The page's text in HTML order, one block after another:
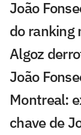
João
do ranking
Algoz
João
Montreal:
chave de